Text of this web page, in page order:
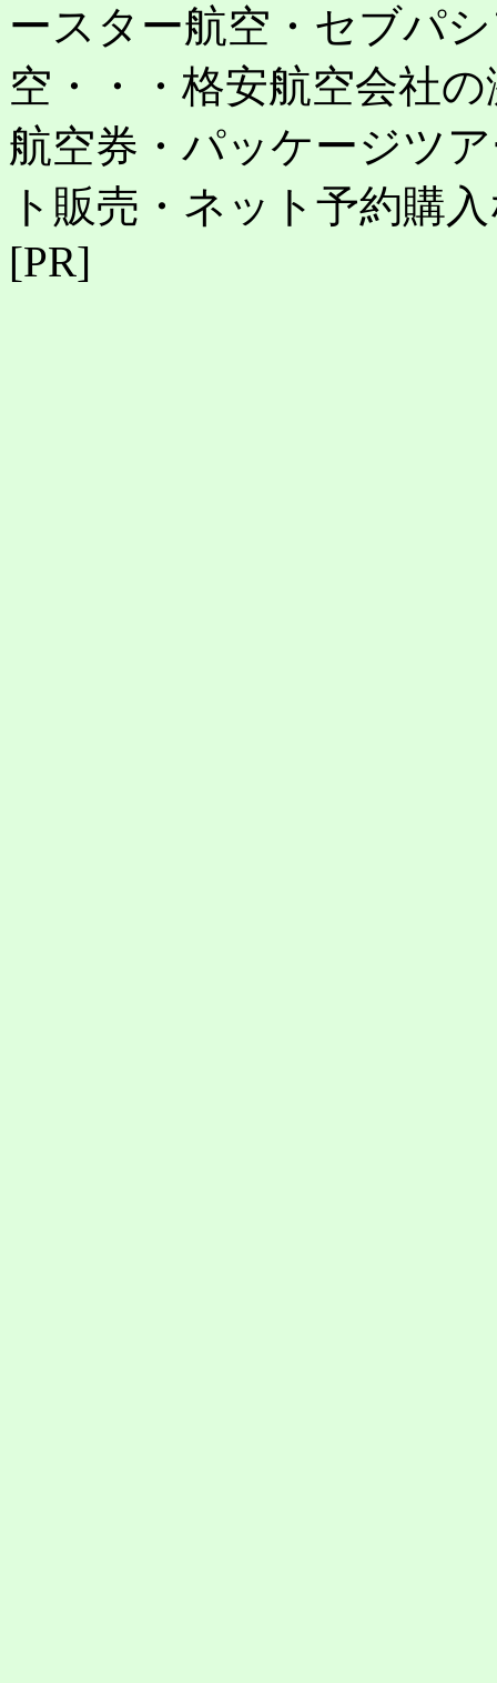
ースター航空・セブパ
空・・・格安航空会社
航空券・パッケージツ
ト販売・ネット予約購
[PR]